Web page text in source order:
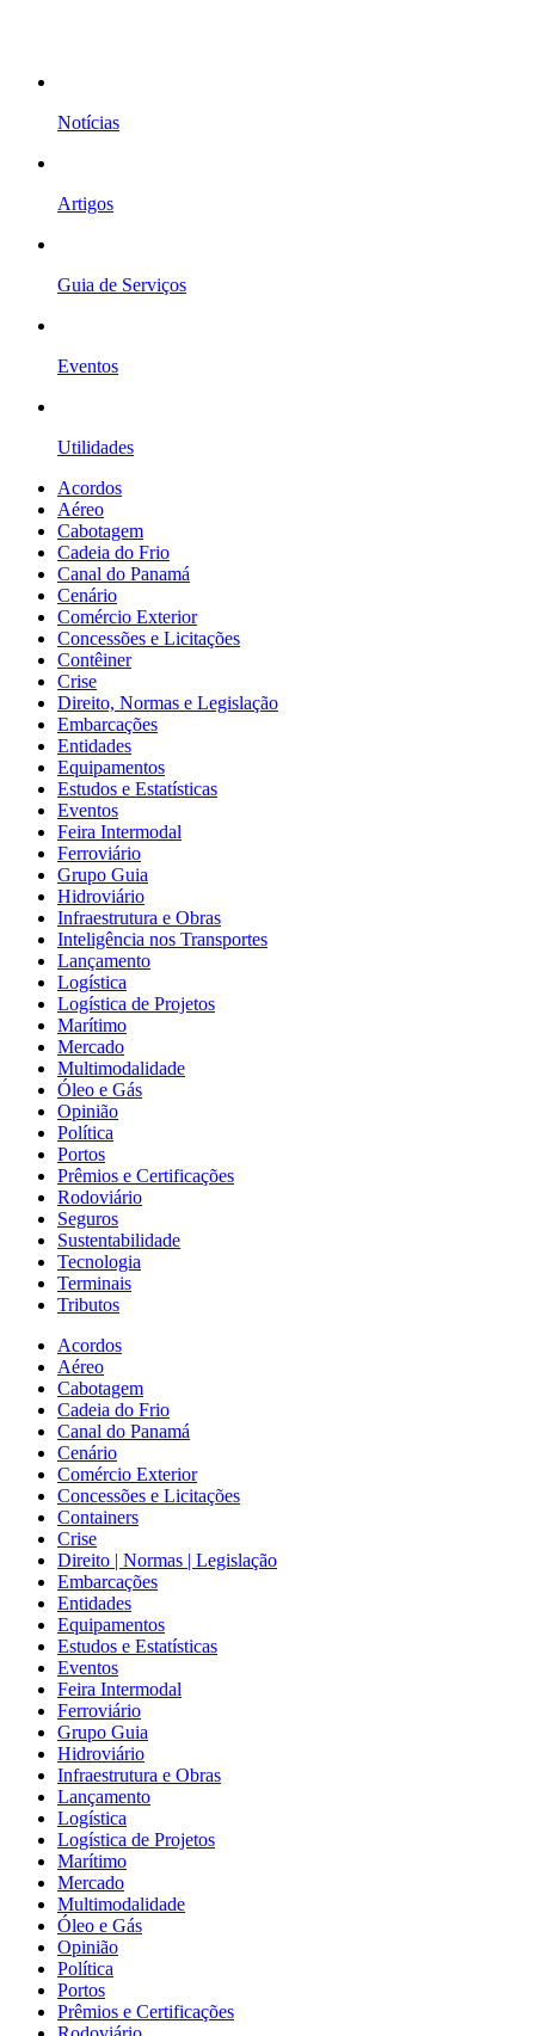
Notícias
Artigos
Guia de Serviços
Eventos
Utilidades
Acordos
Aéreo
Cabotagem
Cadeia do Frio
Canal do Panamá
Cenário
Comércio Exterior
Concessões e Licitações
Contêiner
Crise
Direito, Normas e Legislação
Embarcações
Entidades
Equipamentos
Estudos e Estatísticas
Eventos
Feira Intermodal
Ferroviário
Grupo Guia
Hidroviário
Infraestrutura e Obras
Inteligência nos Transportes
Lançamento
Logística
Logística de Projetos
Marítimo
Mercado
Multimodalidade
Óleo e Gás
Opinião
Política
Portos
Prêmios e Certificações
Rodoviário
Seguros
Sustentabilidade
Tecnologia
Terminais
Tributos
Acordos
Aéreo
Cabotagem
Cadeia do Frio
Canal do Panamá
Cenário
Comércio Exterior
Concessões e Licitações
Containers
Crise
Direito | Normas | Legislação
Embarcações
Entidades
Equipamentos
Estudos e Estatísticas
Eventos
Feira Intermodal
Ferroviário
Grupo Guia
Hidroviário
Infraestrutura e Obras
Lançamento
Logística
Logística de Projetos
Marítimo
Mercado
Multimodalidade
Óleo e Gás
Opinião
Política
Portos
Prêmios e Certificações